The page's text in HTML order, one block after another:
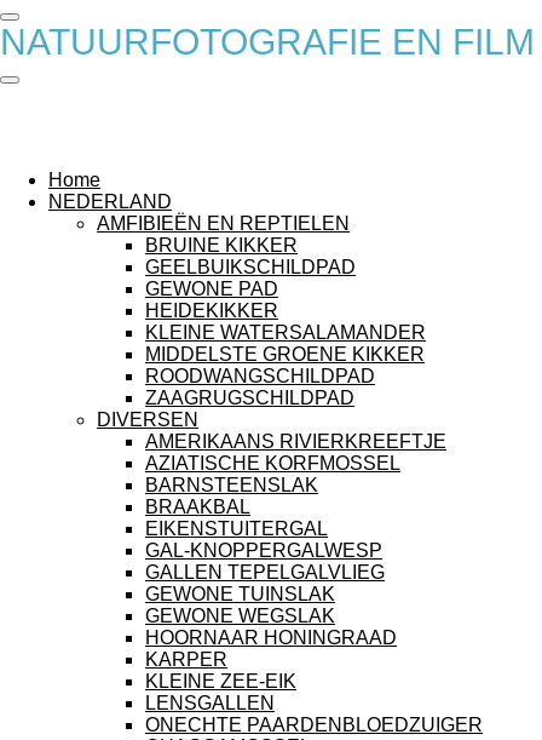
Ga
direct
de
NATUURFOTOGRAFIE EN FILM
Home
NEDERLAND
AMFIBIEËN EN REPTIELEN
BRUINE KIKKER
GEELBUIKSCHILDPAD
GEWONE PAD
HEIDEKIKKER
KLEINE WATERSALAMANDER
MIDDELSTE GROENE KIKKER
ROODWANGSCHILDPAD
ZAAGRUGSCHILDPAD
DIVERSEN
AMERIKAANS RIVIERKREEFTJE
AZIATISCHE KORFMOSSEL
BARNSTEENSLAK
BRAAKBAL
EIKENSTUITERGAL
GAL-KNOPPERGALWESP
GALLEN TEPELGALVLIEG
GEWONE TUINSLAK
GEWONE WEGSLAK
HOORNAAR HONINGRAAD
KARPER
KLEINE ZEE-EIK
LENSGALLEN
ONECHTE PAARDENBLOEDZUIGER